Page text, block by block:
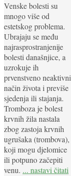
Venske bolesti su
mnogo više od
estetskog problema.
Ubrajaju se među
najrasprostranjenije
bolesti današnjice, a
uzrokuje ih
prvenstveno neaktivni
način života i previše
sjedenja ili stajanja.
Tromboza je bolest
krvnih žila nastala
zbog zastoja krvnih
ugrušaka (trombova),
koji mogu djelomice
ili potpuno začepiti
venu. ... nastavi čitati